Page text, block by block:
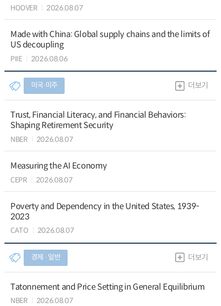
HOOVER 2026.08.07
Made with China: Global supply chains and the limits of
US decoupling
PIIE 2026.08.06
미국∙미주 더보기
Trust, Financial Literacy, and Financial Behaviors:
Shaping Retirement Security
NBER 2026.08.07
Measuring the AI Economy
CEPR 2026.08.07
Poverty and Dependency in the United States, 1939-
2023
CATO 2026.08.07
경제 ∙ 일반 더보기
Tatonnement and Price Setting in General Equilibrium
NBER 2026.08.07